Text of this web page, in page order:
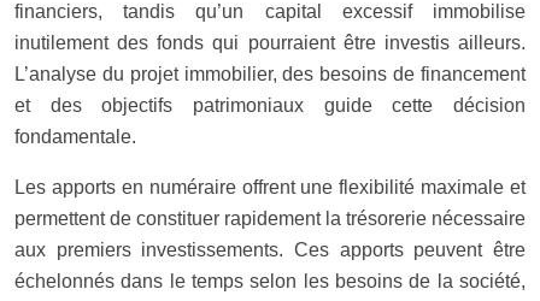
financiers, tandis qu’un capital excessif immobilise
inutilement des fonds qui pourraient être investis ailleurs.
L’analyse du projet immobilier, des besoins de financement
et des objectifs patrimoniaux guide cette décision
fondamentale.
Les apports en numéraire offrent une flexibilité maximale et
permettent de constituer rapidement la trésorerie nécessaire
aux premiers investissements. Ces apports peuvent être
échelonnés dans le temps selon les besoins de la société,